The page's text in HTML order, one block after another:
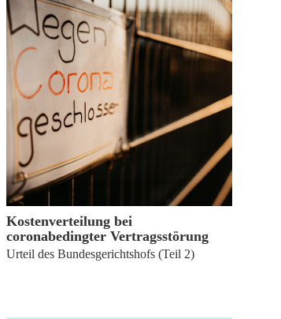
Kostenverteilung bei
coronabedingter Vertragsstörung
Urteil des Bundesgerichtshofs (Teil 2)